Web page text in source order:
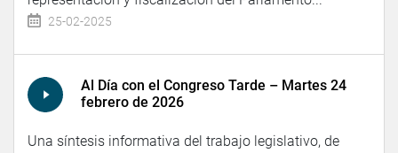
25-02-2025
Al Día con el Congreso Tarde – Martes 24
febrero de 2026
Una síntesis informativa del trabajo legislativo, de